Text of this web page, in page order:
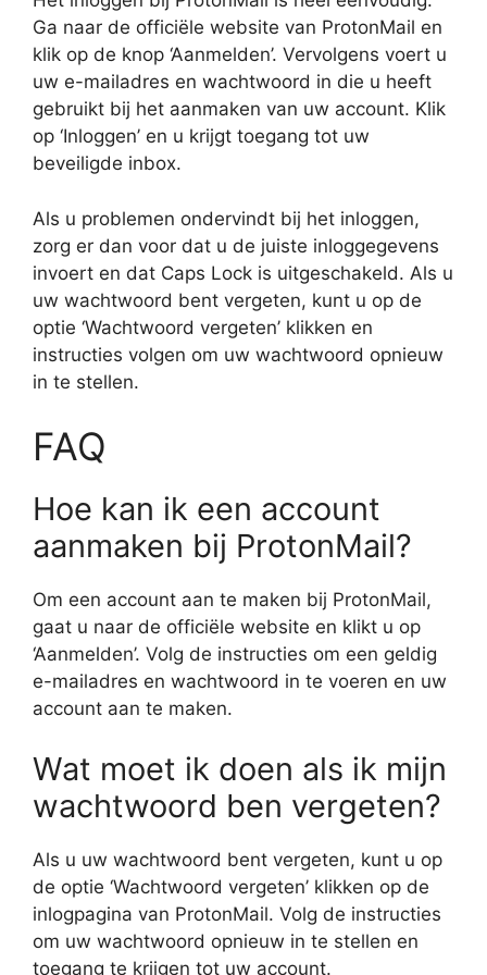
Ga naar de officiële website van ProtonMail en
klik op de knop ‘Aanmelden’. Vervolgens voert u
uw e-mailadres en wachtwoord in die u heeft
gebruikt bij het aanmaken van uw account. Klik
op ‘Inloggen’ en u krijgt toegang tot uw
beveiligde inbox.
Als u problemen ondervindt bij het inloggen,
zorg er dan voor dat u de juiste inloggegevens
invoert en dat Caps Lock is uitgeschakeld. Als u
uw wachtwoord bent vergeten, kunt u op de
optie ‘Wachtwoord vergeten’ klikken en
instructies volgen om uw wachtwoord opnieuw
in te stellen.
FAQ
Hoe kan ik een account
aanmaken bij ProtonMail?
Om een account aan te maken bij ProtonMail,
gaat u naar de officiële website en klikt u op
‘Aanmelden’. Volg de instructies om een geldig
e-mailadres en wachtwoord in te voeren en uw
account aan te maken.
Wat moet ik doen als ik mijn
wachtwoord ben vergeten?
Als u uw wachtwoord bent vergeten, kunt u op
de optie ‘Wachtwoord vergeten’ klikken op de
inlogpagina van ProtonMail. Volg de instructies
om uw wachtwoord opnieuw in te stellen en
toegang te krijgen tot uw account.